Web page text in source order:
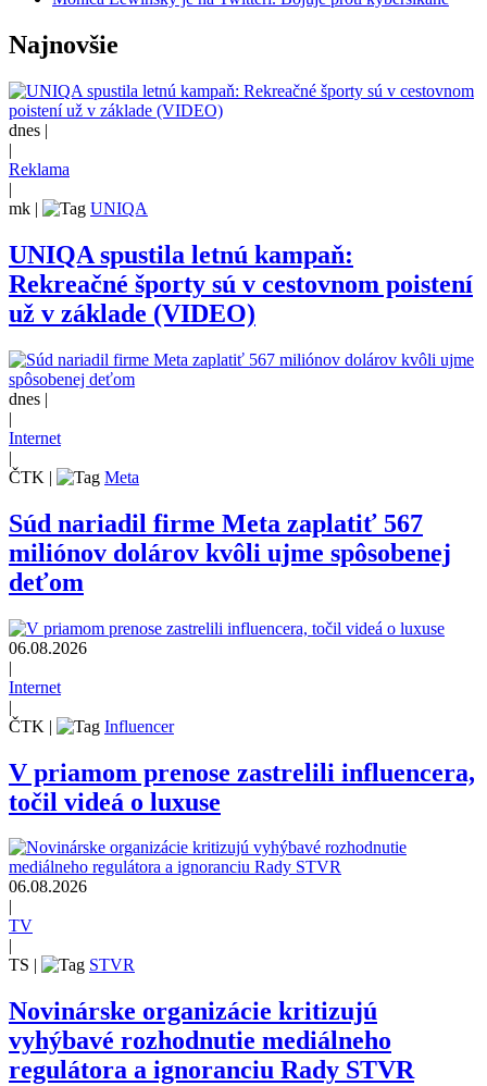
Najnovšie
dnes |
|
Reklama
|
mk | UNIQA
UNIQA spustila letnú kampaň:
Rekreačné športy sú v cestovnom poistení
už v základe (VIDEO)
dnes |
|
Internet
|
ČTK | Meta
Súd nariadil firme Meta zaplatiť 567
miliónov dolárov kvôli ujme spôsobenej
deťom
06.08.2026
|
Internet
|
ČTK | Influencer
V priamom prenose zastrelili influencera,
točil videá o luxuse
06.08.2026
TV
TS
STVR
Novinárske organizácie kritizujú
vyhýbavé rozhodnutie mediálneho
regulátora a ignoranciu Rady STVR